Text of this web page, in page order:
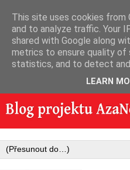
This site uses cookies
and to analyze traffic. Your
shared with Google along
metrics to ensure quality of
statistics, and to detect and
LEARN